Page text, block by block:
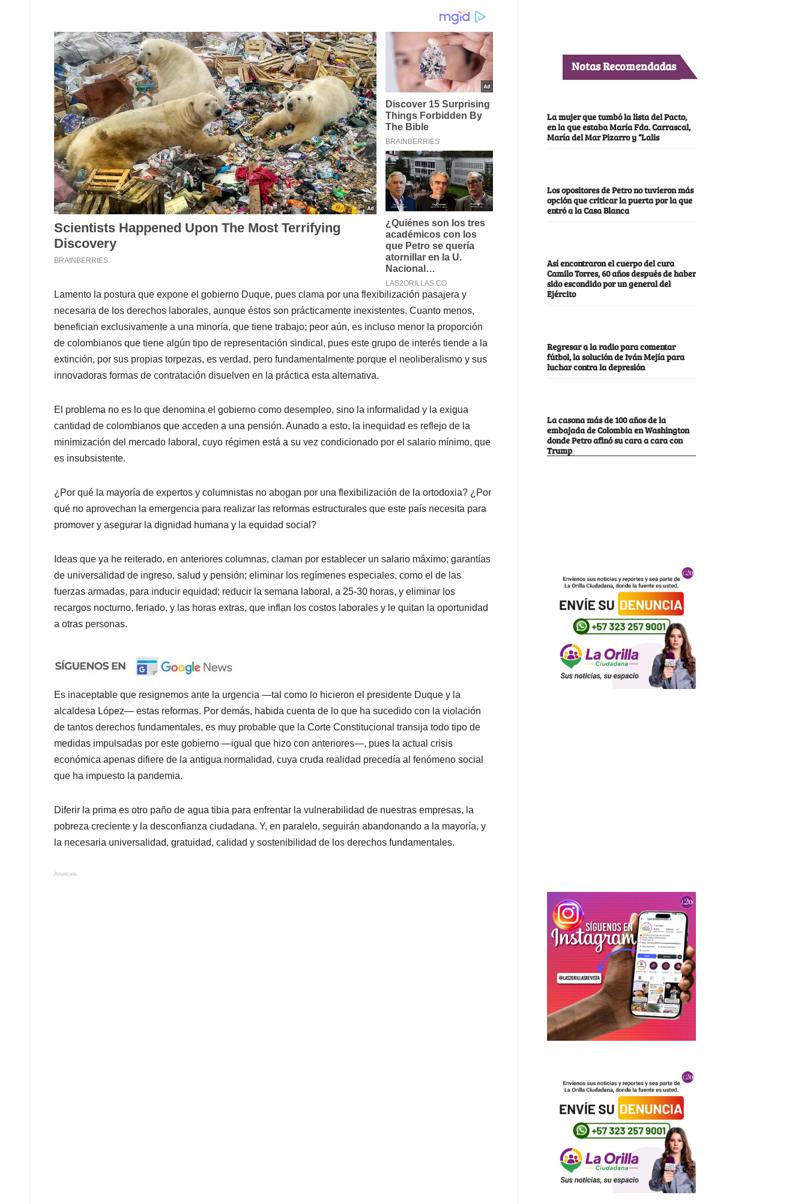
Lamento la postura que expone el gobierno Duque, pues clama por una flexibilización pasajera y
necesaria de los derechos laborales, aunque éstos son prácticamente inexistentes. Cuanto menos,
benefician exclusivamente a una minoría, que tiene trabajo; peor aún, es incluso menor la proporción
de colombianos que tiene algún tipo de representación sindical, pues este grupo de interés tiende a la
extinción, por sus propias torpezas, es verdad, pero fundamentalmente porque el neoliberalismo y sus
innovadoras formas de contratación disuelven en la práctica esta alternativa.
El problema no es lo que denomina el gobierno como desempleo, sino la informalidad y la exigua
cantidad de colombianos que acceden a una pensión. Aunado a esto, la inequidad es reflejo de la
minimización del mercado laboral, cuyo régimen está a su vez condicionado por el salario mínimo, que
es insubsistente.
¿Por qué la mayoría de expertos y columnistas no abogan por una flexibilización de la ortodoxia? ¿Por
qué no aprovechan la emergencia para realizar las reformas estructurales que este país necesita para
promover y asegurar la dignidad humana y la equidad social?
Ideas que ya he reiterado, en anteriores columnas, claman por establecer un salario máximo; garantías
de universalidad de ingreso, salud y pensión; eliminar los regímenes especiales, como el de las
fuerzas armadas, para inducir equidad; reducir la semana laboral, a 25-30 horas, y eliminar los
recargos nocturno, feriado, y las horas extras, que inflan los costos laborales y le quitan la oportunidad
a otras personas.
Es inaceptable que resignemos ante la urgencia —tal como lo hicieron el presidente Duque y la
alcaldesa López— estas reformas. Por demás, habida cuenta de lo que ha sucedido con la violación
de tantos derechos fundamentales, es muy probable que la Corte Constitucional transija todo tipo de
medidas impulsadas por este gobierno —igual que hizo con anteriores—, pues la actual crisis
económica apenas difiere de la antigua normalidad, cuya cruda realidad precedía al fenómeno social
que ha impuesto la pandemia.
Diferir la prima es otro paño de agua tibia para enfrentar la vulnerabilidad de nuestras empresas, la
pobreza creciente y la desconfianza ciudadana. Y, en paralelo, seguirán abandonando a la mayoría, y
la necesaria universalidad, gratuidad, calidad y sostenibilidad de los derechos fundamentales.
Anuncios.
Notas Recomendadas
La mujer que tumbó la lista del Pacto,
en la que estaba María Fda. Carrascal,
María del Mar Pizarro y “Lalis
Los opositores de Petro no tuvieron más
opción que criticar la puerta por la que
entró a la Casa Blanca
Así encontraron el cuerpo del cura
Camilo Torres, 60 años después de haber
sido escondido por un general del
Ejército
Regresar a la radio para comentar
fútbol, la solución de Iván Mejía para
luchar contra la depresión
La casona más de 100 años de la
embajada de Colombia en Washington
donde Petro afinó su cara a cara con
Trump